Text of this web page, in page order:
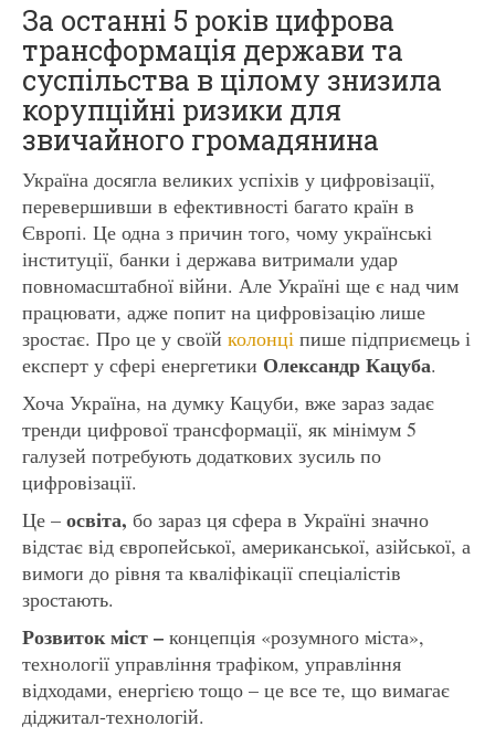
За останні 5 років цифрова
трансформація держави та
суспільства в цілому знизила
корупційні ризики для
звичайного громадянина
Україна досягла великих успіхів у цифровізації,
перевершивши в ефективності багато країн в
Європі. Це одна з причин того, чому українські
інституції, банки і держава витримали удар
повномасштабної війни. Але Україні ще є над чим
працювати, адже попит на цифровізацію лише
зростає. Про це у своїй колонці пише підприємець і
експерт у сфері енергетики Олександр Кацуба.
Хоча Україна, на думку Кацуби, вже зараз задає
тренди цифрової трансформації, як мінімум 5
галузей потребують додаткових зусиль по
цифровізації.
Це – освіта, бо зараз ця сфера в Україні значно
відстає від європейської, американської, азійської, а
вимоги до рівня та кваліфікації спеціалістів
зростають.
Розвиток міст – концепція «розумного міста»,
технології управління трафіком, управління
відходами, енергією тощо – це все те, що вимагає
діджитал-технологій.